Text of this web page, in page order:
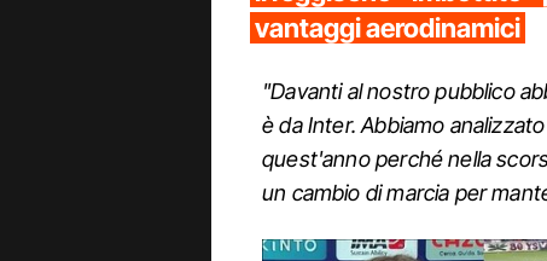
vantaggi aerodinamici
"Davanti al nostro pubblico
è da Inter. Abbiamo
quest'anno perché nella
un cambio di marcia per